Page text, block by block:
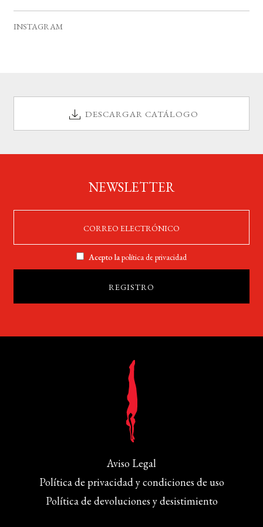
e
INSTAGRAM
DESCARGAR CATÁLOGO
NEWSLETTER
Acepto lapolítica de privacidad
Aviso Legal
Política de privacidad y condiciones de uso
Política de devoluciones y desistimiento